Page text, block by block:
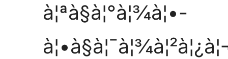
à¦ªà§à¦°à¦¾à¦•-